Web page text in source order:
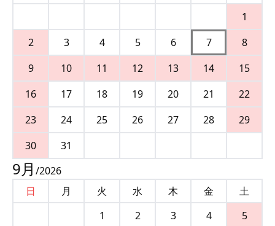
1
2
3 4 5 6 7
8
9
10 11 12 13 14
15
16
17 18 19 20 21
22
23
24 25 26 27 28
29
30
31
9月 /2026
日
月 火 水 木 金
土
1
2 3 4
5